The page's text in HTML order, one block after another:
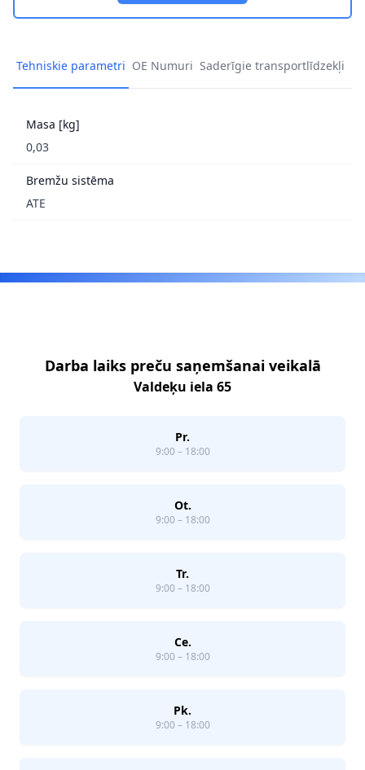
Tehniskie parametri OE Numuri Saderīgie transportlīdzekļi
Masa [kg]
0,03
Bremžu sistēma
ATE
Darba laiks preču saņemšanai veikalā
Valdeķu iela 65
Pr.
9:00 – 18:00
Ot.
9:00 – 18:00
Tr.
9:00 – 18:00
Ce.
9:00 – 18:00
Pk.
9:00 – 18:00